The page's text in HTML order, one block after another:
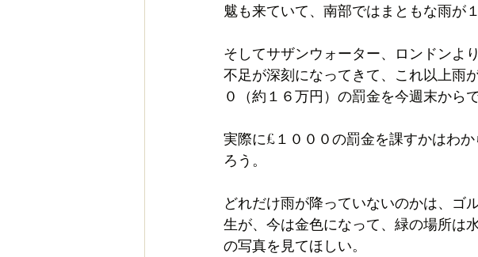
魃も来ていて、南部ではまともな雨が
そしてサザンウォーター、ロンドンよ
不足が深刻になってきて、これ以上雨
０（約１６万円）の罰金を今週末から
実際に£１０００の罰金を課すかはわ
ろう。
どれだけ雨が降っていないのかは、ゴ
生が、今は金色になって、緑の場所は
の写真を見てほしい。